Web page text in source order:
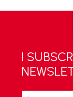
I